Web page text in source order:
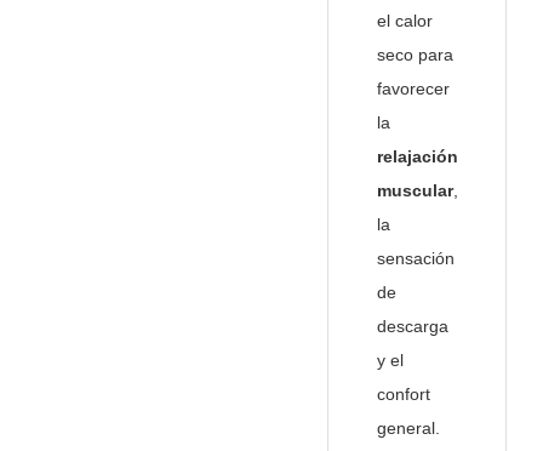
el calor
seco para
favorecer
la
relajación
muscular,
la
sensación
de
descarga
y el
confort
general.